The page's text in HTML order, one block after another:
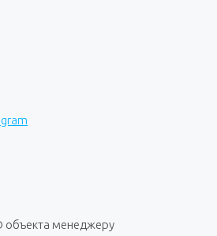
объекта менеджеру